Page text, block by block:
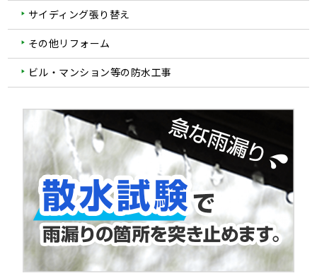
サイディング張り替え
その他リフォーム
ビル・マンション等の防水工事